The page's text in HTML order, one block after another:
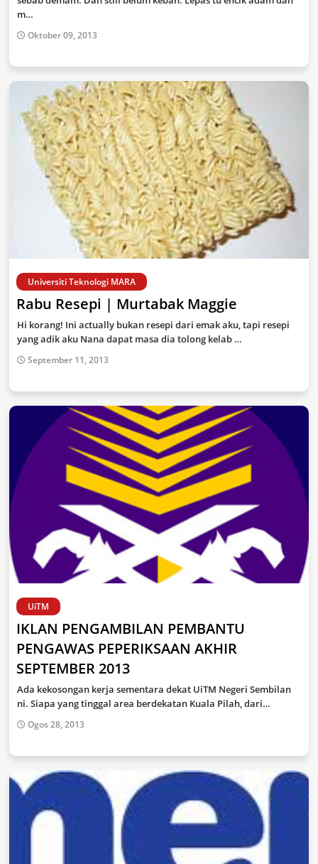
m…
Oktober 09, 2013
Universiti Teknologi MARA
Rabu Resepi | Murtabak Maggie
Hi korang! Ini actually bukan resepi dari emak aku, tapi resepi
yang adik aku Nana dapat masa dia tolong kelab …
September 11, 2013
UiTM
IKLAN PENGAMBILAN PEMBANTU
PENGAWAS PEPERIKSAAN AKHIR
SEPTEMBER 2013
Ada kekosongan kerja sementara dekat UiTM Negeri Sembilan
ni. Siapa yang tinggal area berdekatan Kuala Pilah, dari…
Ogos 28, 2013